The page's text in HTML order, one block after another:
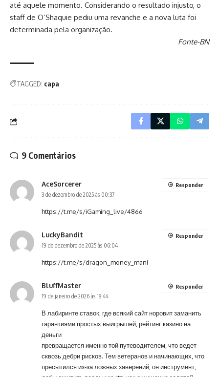
até aquele momento. Considerando o resultado injusto, o
staff de O’Shaquie pediu uma revanche e a nova luta foi
determinada pela organização.
Fonte-BN
TAGGED: capa
9 Comentários
AceSorcerer
3 de dezembro de 2025 às 00:37
https://t.me/s/iGaming_live/4866
Responder
LuckyBandit
19 de dezembro de 2025 às 06:04
https://t.me/s/dragon_money_mani
Responder
BluffMaster
19 de janeiro de 2026 às 18:44
В лабиринте ставок, где всякий сайт норовит заманить
гарантиями простых выигрышей, рейтинг казино на
деньги
превращается именно той путеводителем, что ведет
сквозь дебри рисков. Тем ветеранов и начинающих, что
пресытился из-за ложных заверений, он инструмент,
Responder